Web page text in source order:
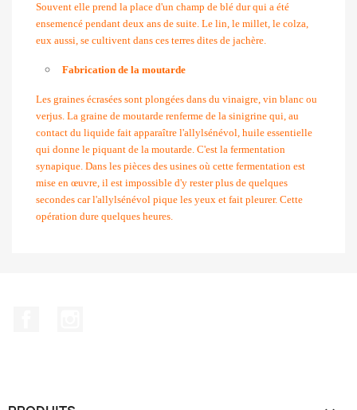
Souvent elle prend la place d'un champ de blé dur qui a été
ensemencé pendant deux ans de suite. Le lin, le millet, le colza,
eux aussi, se cultivent dans ces terres dites de jachère.
Fabrication de la moutarde
Les graines écrasées sont plongées dans du vinaigre, vin blanc ou
verjus. La graine de moutarde renferme de la sinigrine qui, au
contact du liquide fait apparaître l'allylsénévol, huile essentielle
qui donne le piquant de la moutarde. C'est la fermentation
synapique. Dans les pièces des usines où cette fermentation est
mise en œuvre, il est impossible d'y rester plus de quelques
secondes car l'allylsénévol pique les yeux et fait pleurer. Cette
opération dure quelques heures.